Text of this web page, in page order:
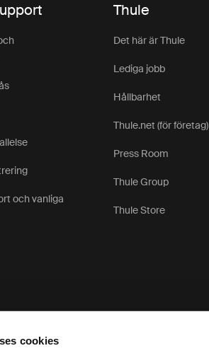
cookies
och vanliga
Thule
Det här är Thule
Lediga jobb
Hållbarhet
Thule.net (för företag)
Press Room
Thule Group
Thule Store